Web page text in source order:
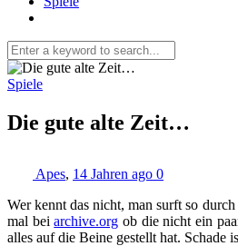
Spiele
Die gute alte Zeit…
Apes, 14 Jahren ago 0
Wer kennt das nicht, man surft so
mal beiarchive.org ob die nicht ein
alles auf die Beine gestellt hat. Schade